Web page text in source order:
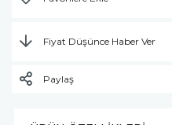
Fiyat Düşünce Haber Ver
Paylaş